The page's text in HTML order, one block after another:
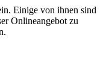
Einige von ihnen sind
Onlineangebot zu